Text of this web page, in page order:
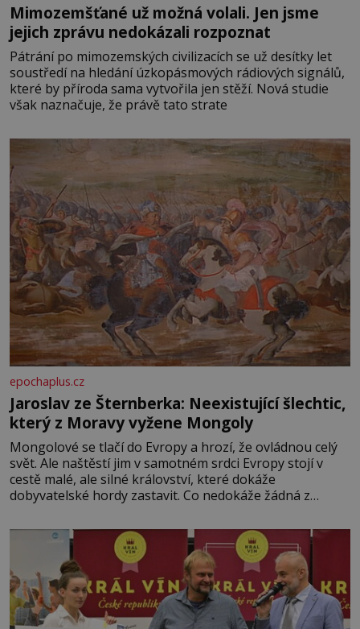
Mimozemšťané už možná volali. Jen jsme
jejich zprávu nedokázali rozpoznat
Pátrání po mimozemských civilizacích se už desítky let
soustředí na hledání úzkopásmových rádiových signálů,
které by příroda sama vytvořila jen stěží. Nová studie
však naznačuje, že právě tato strate
epochaplus.cz
Jaroslav ze Šternberka: Neexistující šlechtic,
který z Moravy vyžene Mongoly
Mongolové se tlačí do Evropy a hrozí, že ovládnou celý
svět. Ale naštěstí jim v samotném srdci Evropy stojí v
cestě malé, ale silné království, které dokáže
dobyvatelské hordy zastavit. Co nedokáže žádná z
král. Nebo že by ne? Mongolové od roku 1223 postupují
podél Kaspického a Azovského moře,